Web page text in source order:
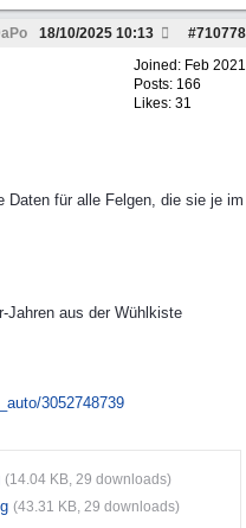
#710778
18/10/2025 10:13
Joined: Feb 2021
Posts: 166
Likes: 31
Daten für alle Felgen, die sie je im
Jahren aus der Wühlkiste
3052748739
(14.04 KB, 29 downloads)
(43.31 KB, 29 downloads)